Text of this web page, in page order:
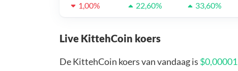
1,00%
22,60% 33,60%
Live KittehCoin koers
De KittehCoin koers van vandaag is